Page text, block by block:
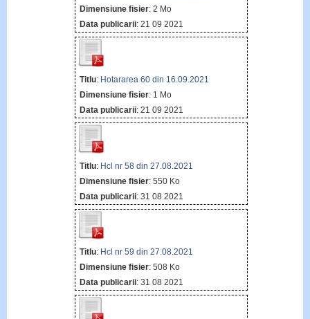
Dimensiune fisier: 2 Mo
Data publicarii: 21 09 2021
Titlu: Hotararea 60 din 16.09.2021
Dimensiune fisier: 1 Mo
Data publicarii: 21 09 2021
Titlu: Hcl nr 58 din 27.08.2021
Dimensiune fisier: 550 Ko
Data publicarii: 31 08 2021
Titlu: Hcl nr 59 din 27.08.2021
Dimensiune fisier: 508 Ko
Data publicarii: 31 08 2021